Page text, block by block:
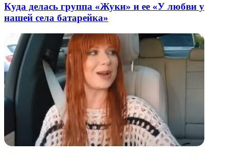
Куда делась группа «Жуки» и ее «У любви у
нашей села батарейка»